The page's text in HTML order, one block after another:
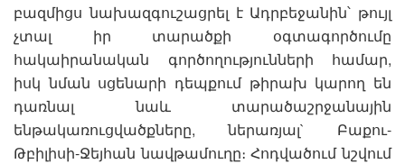
բազմիցս նախազգուշացրել է Ադրբեջանին՝ թույլ
չտալ իր տարածքի օգտագործումը
հակաիրանական գործողությունների համար,
իսկ նման սցենարի դեպքում թիրախ կարող են
դառնալ նաև տարածաշրջանային
ենթակառուցվածքները, ներառյալ` Բաքու-
Թբիլիսի-Ջեյհան նավթամուղը։ Հոդվածում նշվում